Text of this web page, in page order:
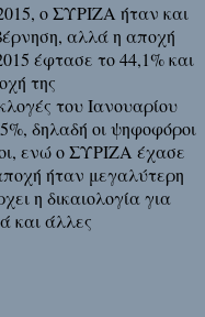
ο ΣΥΡΙΖΑ ήταν και
αλλά η αποχή
έφτασε το 44,1% και
της
του Ιανουαρίου
δηλαδή οι ψηφοφόροι
ενώ ο ΣΥΡΙΖΑ έχασε
ήταν μεγαλύτερη
η δικαιολογία για
και άλλες